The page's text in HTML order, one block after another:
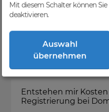
FAQ
Was ist
Entstehen mir
Registrierung bei
Mit diesem Schalter können
deaktivieren.
Auswahl
übernehmen